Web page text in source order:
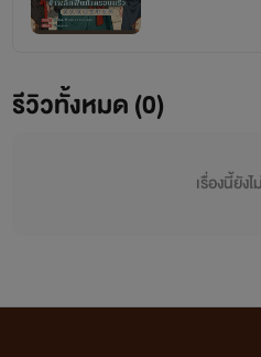
เผยแพร่อย่างเป็นทางการโดย
เจ้าของลิขสิทธิ์ต้นฉบับ
จากใจเก๋
รีวิวทั้งหมด (0)
เรื่องนี้ยัง